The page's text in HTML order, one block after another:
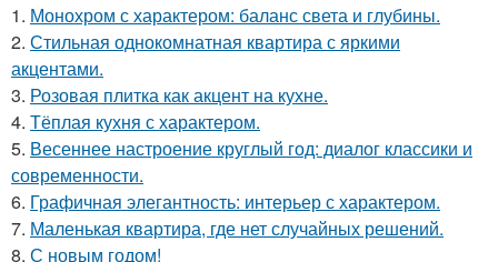
1. Монохром с характером: баланс света и глубины.
2. Стильная однокомнатная квартира с яркими
акцентами.
3. Розовая плитка как акцент на кухне.
4. Тёплая кухня с характером.
5. Весеннее настроение круглый год: диалог классики и
современности.
6. Графичная элегантность: интерьер с характером.
7. Маленькая квартира, где нет случайных решений.
8. С новым годом!